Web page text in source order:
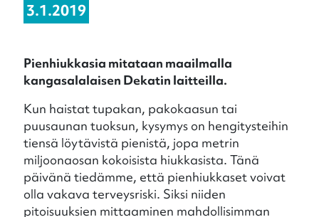
3.1.2019
Pienhiukkasia mitataan maailmalla
kangasalalaisen Dekatin laitteilla.
Kun haistat tupakan, pakokaasun tai
puusaunan tuoksun, kysymys on hengitysteihin
tiensä löytävistä pienistä, jopa metrin
miljoonaosan kokoisista hiukkasista. Tänä
päivänä tiedämme, että pienhiukkaset voivat
olla vakava terveysriski. Siksi niiden
pitoisuuksien mittaaminen mahdollisimman